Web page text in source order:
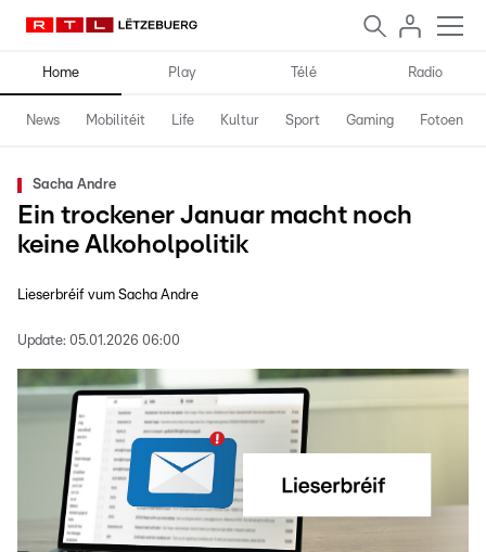
Home Play Télé Radio
News Mobilitéit Life Kultur Sport Gaming Fotoen
Sacha Andre
Ein trockener Januar macht noch
keine Alkoholpolitik
Lieserbréif vum Sacha Andre
Update: 05.01.2026 06:00